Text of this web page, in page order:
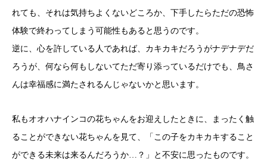
れても、それは気持ちよくないどころか、下手したらただの恐怖
体験で終わってしまう可能性もあると思うのです。
逆に、心を許している人であれば、カキカキだろうがナデナデだ
ろうが、何なら何もしないてただ寄り添っているだけでも、鳥さ
んは幸福感に満たされるんじゃないかと思います。
私もオオハナインコの花ちゃんをお迎えしたときに、まったく触
ることができない花ちゃんを見て、「この子をカキカキすること
ができる未来は来るんだろうか…？」と不安に思ったものです。